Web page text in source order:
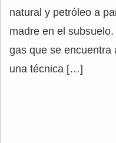
natural y petróleo a
madre en el
gas que se encuentra
una técnica […]